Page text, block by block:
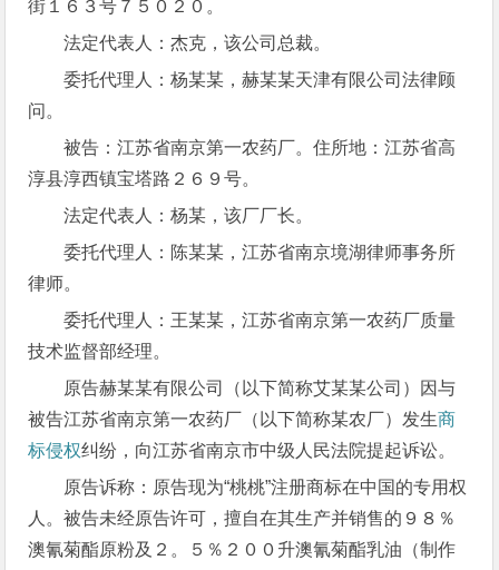
街１６３号７５０２０。
法定代表人：杰克，该公司总裁。
委托代理人：杨某某，赫某某天津有限公司法律顾
问。
被告：江苏省南京第一农药厂。住所地：江苏省高
淳县淳西镇宝塔路２６９号。
法定代表人：杨某，该厂厂长。
委托代理人：陈某某，江苏省南京境湖律师事务所
律师。
委托代理人：王某某，江苏省南京第一农药厂质量
技术监督部经理。
原告赫某某有限公司（以下简称艾某某公司）因与
被告江苏省南京第一农药厂（以下简称某农厂）发生商
标侵权纠纷，向江苏省南京市中级人民法院提起诉讼。
原告诉称：原告现为“桃桃”注册商标在中国的专用权
人。被告未经原告许可，擅自在其生产并销售的９８％
澳氰菊酯原粉及２。５％２００升澳氰菊酯乳油（制作